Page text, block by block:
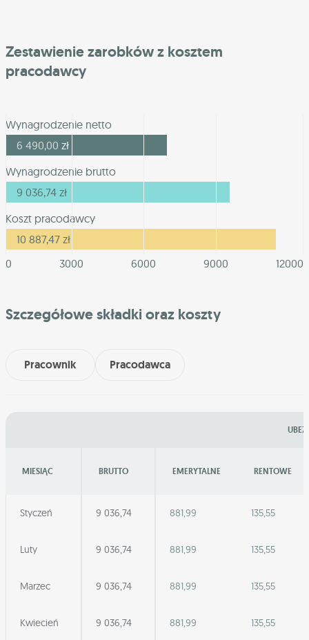
Zestawienie zarobków z kosztem
pracodawcy
Wynagrodzenie netto
6 490,00 zł
Wynagrodzenie brutto
9 036,74 zł
Koszt pracodawcy
10 887,47 zł
0
3000 6000 9000 12000
Szczegółowe składki oraz koszty
Pracownik Pracodawca
MIESIĄC BRUTTO EMERYTALNE RENTOWE
Styczeń 9 036,74 881,99 135,55
Luty 9 036,74 881,99 135,55
Marzec 9 036,74 881,99 135,55
Kwiecień 9 036,74 881,99 135,55